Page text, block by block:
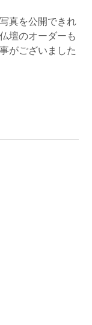
真を公開できれ
壇のオーダーも
がございました